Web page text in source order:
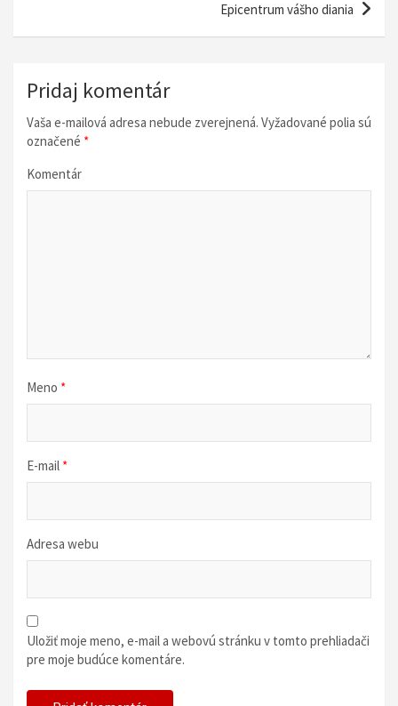
Epicentrum vášho diania
Pridaj komentár
Vaša e-mailová adresa nebude zverejnená. Vyžadované polia sú
označené *
Komentár
Meno *
E-mail *
Adresa webu
Uložiť moje meno, e-mail a webovú stránku v tomto prehliadači
pre moje budúce komentáre.